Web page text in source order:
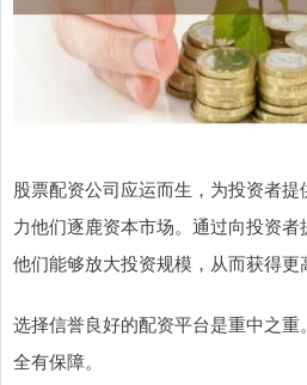
股票配资公司应运而生，为投资者
力他们逐鹿资本市场。通过向投资
他们能够放大投资规模，从而获得更
选择信誉良好的配资平台是重中之
全有保障。